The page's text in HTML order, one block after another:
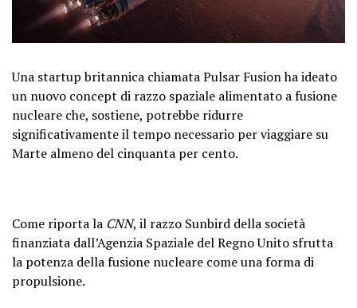
Una startup britannica chiamata Pulsar Fusion ha ideato
un nuovo concept di razzo spaziale alimentato a fusione
nucleare che, sostiene, potrebbe ridurre
significativamente il tempo necessario per viaggiare su
Marte almeno del cinquanta per cento.
Come riporta la CNN, il razzo Sunbird della società
finanziata dall’Agenzia Spaziale del Regno Unito sfrutta
la potenza della fusione nucleare come una forma di
propulsione.